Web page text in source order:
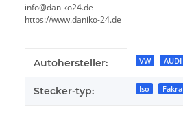
info@daniko24.de
https://www.daniko-24.de
Produkteigenschaft
Wert
Autohersteller: VW AUDI
Stecker-typ: Iso Fakra